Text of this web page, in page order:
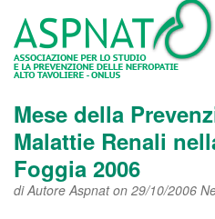
Mese della
Malattie Renali
Foggia 2006
diAutore Aspnaton 29/10/2006